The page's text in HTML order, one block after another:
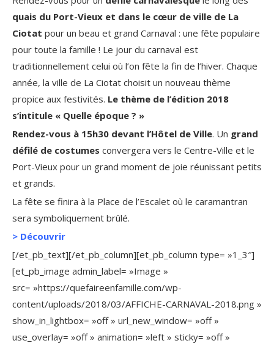
quais du Port-Vieux et dans le cœur de ville de La
Ciotat pour un beau et grand Carnaval : une fête populaire
pour toute la famille ! Le jour du carnaval est
traditionnellement celui où l’on fête la fin de l’hiver. Chaque
année, la ville de La Ciotat choisit un nouveau thème
propice aux festivités. Le thème de l’édition 2018
s’intitule « Quelle époque ? »
Rendez-vous à 15h30 devant l’Hôtel de Ville. Un grand
défilé de costumes convergera vers le Centre-Ville et le
Port-Vieux pour un grand moment de joie réunissant petits
et grands.
La fête se finira à la Place de l’Escalet où le caramantran
sera symboliquement brûlé.
> Découvrir
[/et_pb_text][/et_pb_column][et_pb_column type= »1_3″]
[et_pb_image admin_label= »Image »
src= »https://quefaireenfamille.com/wp-
content/uploads/2018/03/AFFICHE-CARNAVAL-2018.png »
show_in_lightbox= »off » url_new_window= »off »
use_overlay= »off » animation= »left » sticky= »off »